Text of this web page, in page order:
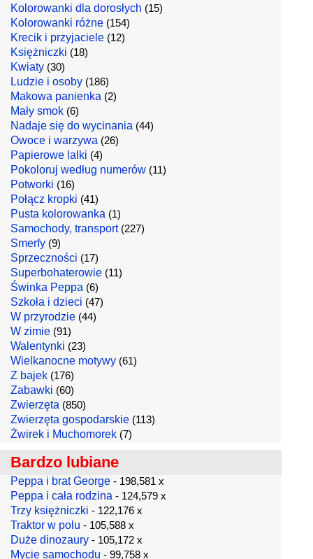
Kolorowanki dla dorosłych (15)
Kolorowanki różne (154)
Krecik i przyjaciele (12)
Księżniczki (18)
Kwiaty (30)
Ludzie i osoby (186)
Makowa panienka (2)
Mały smok (6)
Nadaje się do wycinania (44)
Owoce i warzywa (26)
Papierowe lalki (4)
Pokoloruj według numerów (11)
Potworki (16)
Połącz kropki (41)
Pusta kolorowanka (1)
Samochody, transport(227)
Smerfy (9)
Sprzeczności (17)
Superbohaterowie (11)
Świnka Peppa (6)
Szkoła i dzieci (47)
W przyrodzie (44)
W zimie (91)
Walentynki (23)
Wielkanocne motywy (61)
Z bajek (176)
Zabawki (60)
Zwierzęta (850)
Zwierzęta gospodarskie (113)
Żwirek i Muchomorek (7)
Bardzo lubiane
Peppa i brat George - 198,581 x
Peppa i cała rodzina - 124,579 x
Trzy księżniczki - 122,176 x
Traktor w polu - 105,588 x
Duże dinozaury - 105,172 x
Mycie samochodu - 99,758 x